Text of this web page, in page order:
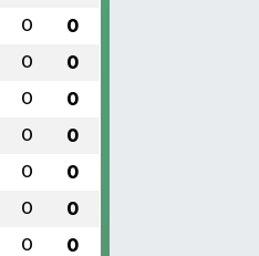
0 0
0 0
0 0
0 0
0 0
0 0
0 0